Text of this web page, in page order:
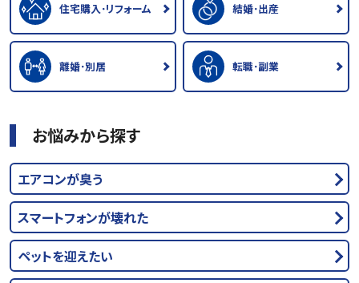
住宅購入･リフォーム 結婚･出産
離婚･別居 転職･副業
お悩みから探す
エアコンが臭う
スマートフォンが壊れた
ペットを迎えたい